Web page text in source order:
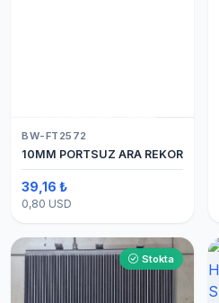
BW-FT2572
10MM PORTSUZ ARA REKOR
39,16 ₺
0,80 USD
Stokta